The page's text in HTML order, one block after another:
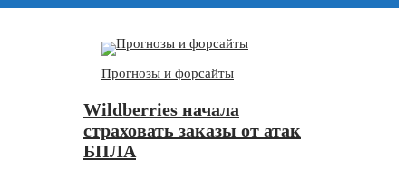
Прогнозы и форсайты
Wildberries начала
страховать заказы от атак
БПЛА